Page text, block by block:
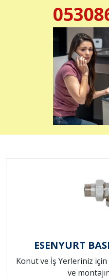
ESENYURT
Konut ve İş Yerleriniz için
ve